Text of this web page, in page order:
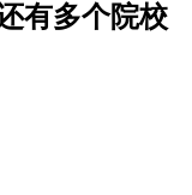
有多个院校